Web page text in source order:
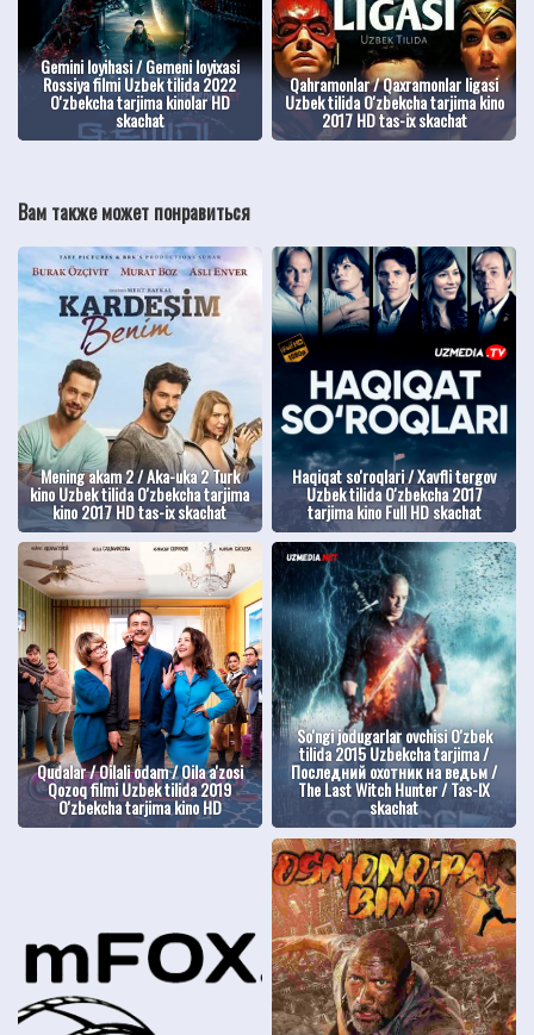
Gemini loyihasi / Gemeni loyixasi
Rossiya filmi Uzbek tilida 2022
O'zbekcha tarjima kinolar HD
skachat
Qahramonlar / Qaxramonlar ligasi
Uzbek tilida O'zbekcha tarjima kino
2017 HD tas-ix skachat
Вам также может понравиться
Mening akam 2 / Aka-uka 2 Turk
kino Uzbek tilida O'zbekcha tarjima
kino 2017 HD tas-ix skachat
Haqiqat so'roqlari / Xavfli tergov
Uzbek tilida O'zbekcha 2017
tarjima kino Full HD skachat
Qudalar / Oilali odam / Oila a'zosi
Qozoq filmi Uzbek tilida 2019
O'zbekcha tarjima kino HD
So'ngi jodugarlar ovchisi O'zbek
tilida 2015 Uzbekcha tarjima /
Последний охотник на ведьм /
The Last Witch Hunter / Tas-IX
skachat